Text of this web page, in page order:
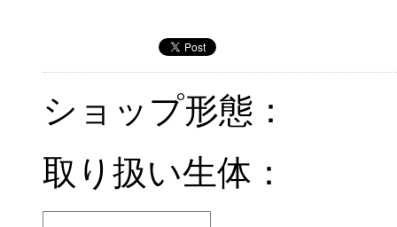
ショップ形態：
取り扱い生体：